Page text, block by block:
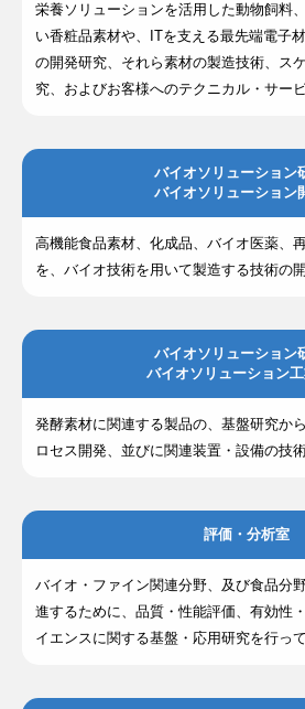
栄養ソリューションを活用した動物飼料
い香粧品素材や、ITを支える最先端電子
の開発研究、それら素材の製造技術、ス
究、およびお客様へのテクニカル・サー
バイオソリューション
バイオソリューション
高機能食品素材、化成品、バイオ医薬、
を、バイオ技術を用いて製造する技術の
バイオソリューション
バイオソリューション
発酵素材に関連する製品の、基盤研究か
ロセス開発、並びに関連装置・設備の技
評価・分析室
バイオ・ファイン関連分野、及び食品分
進するために、品質・性能評価、有効性
イエンスに関する基盤・応用研究を行って